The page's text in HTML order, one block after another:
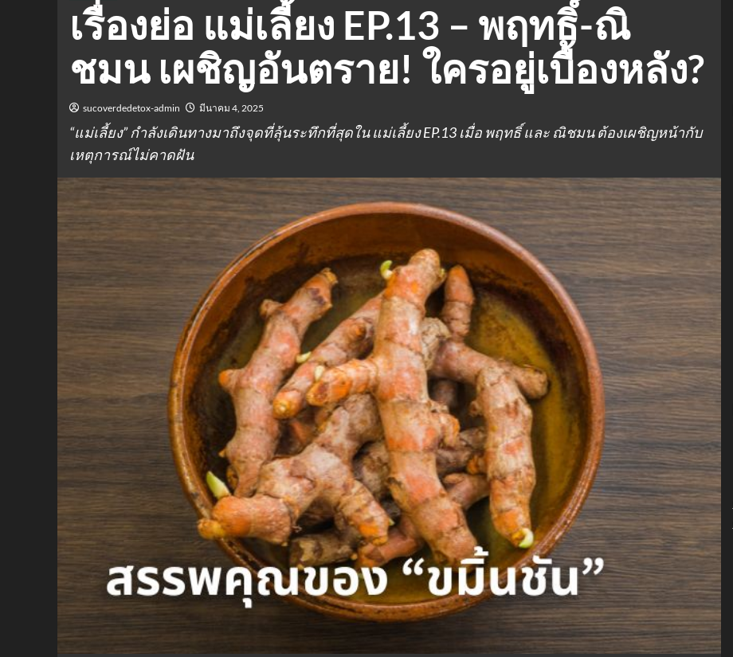
เรื่องย่อ แม่เลี้ยง EP.13 – พฤทธิ์-ณิ
ชมน เผชิญอันตราย! ใครอยู่เบื้องหลัง?
sucoverdedetox-admin มีนาคม 4, 2025
“แม่เลี้ยง” กำลังเดินทางมาถึงจุดที่ลุ้นระทึกที่สุดใน แม่เลี้ยง EP.13 เมื่อ พฤทธิ์ และ ณิชมน ต้องเผชิญหน้ากับ
เหตุการณ์ไม่คาดฝัน